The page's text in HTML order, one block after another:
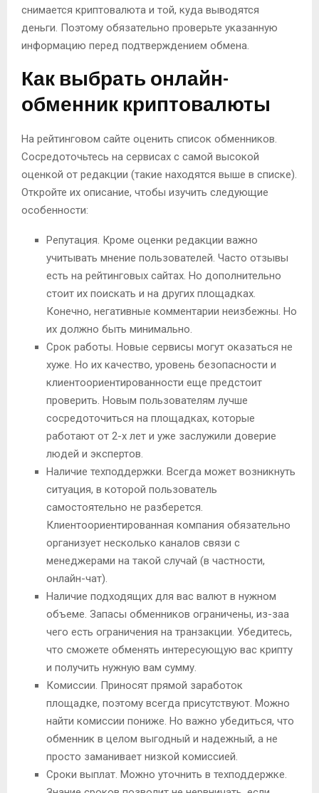
снимается криптовалюта и той, куда выводятся
деньги. Поэтому обязательно проверьте указанную
информацию перед подтверждением обмена.
Как выбрать онлайн-
обменник криптовалюты
На рейтинговом сайте оценить список обменников.
Сосредоточьтесь на сервисах с самой высокой
оценкой от редакции (такие находятся выше в списке).
Откройте их описание, чтобы изучить следующие
особенности:
Репутация. Кроме оценки редакции важно
учитывать мнение пользователей. Часто отзывы
есть на рейтинговых сайтах. Но дополнительно
стоит их поискать и на других площадках.
Конечно, негативные комментарии неизбежны. Но
их должно быть минимально.
Срок работы. Новые сервисы могут оказаться не
хуже. Но их качество, уровень безопасности и
клиентоориентированности еще предстоит
проверить. Новым пользователям лучше
сосредоточиться на площадках, которые
работают от 2-х лет и уже заслужили доверие
людей и экспертов.
Наличие техподдержки. Всегда может возникнуть
ситуация, в которой пользователь
самостоятельно не разберется.
Клиентоориентированная компания обязательно
организует несколько каналов связи с
менеджерами на такой случай (в частности,
онлайн-чат).
Наличие подходящих для вас валют в нужном
объеме. Запасы обменников ограничены, из-заа
чего есть ограничения на транзакции. Убедитесь,
что сможете обменять интересующую вас крипту
и получить нужную вам сумму.
Комиссии. Приносят прямой заработок
площадке, поэтому всегда присутствуют. Можно
найти комиссии пониже. Но важно убедиться, что
обменник в целом выгодный и надежный, а не
просто заманивает низкой комиссией.
Сроки выплат. Можно уточнить в техподдержке.